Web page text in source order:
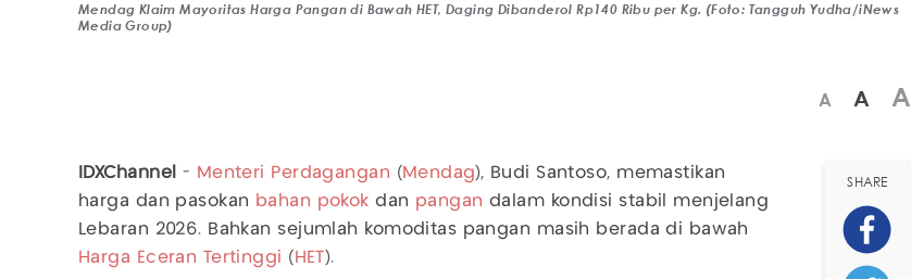
Mendag Klaim Mayoritas Harga Pangan di Bawah HET, Daging Dibanderol Rp140 Ribu per Kg. (Foto: Tangguh Yudha/iNews
Media Group)
A A A
IDXChannel - Menteri Perdagangan ( Mendag), Budi Santoso, memastikan
harga dan pasokan bahan pokok dan pangan dalam kondisi stabil menjelang
Lebaran 2026. Bahkan sejumlah komoditas pangan masih berada di bawah
Harga Eceran Tertinggi ( HET ).
SHARE